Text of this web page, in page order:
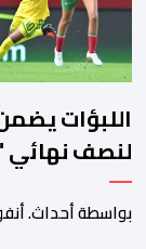
اللبؤات
لنصف نهائي
بواسطة أحداث.